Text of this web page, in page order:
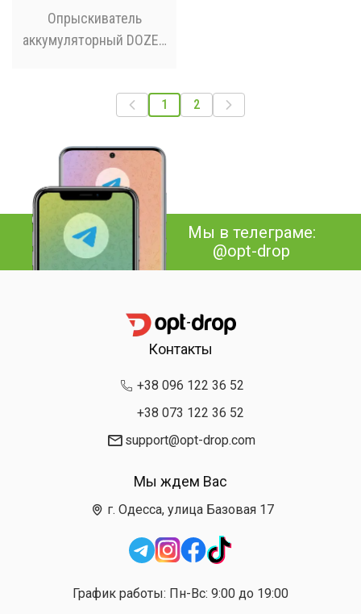
Опрыскиватель
аккумуляторный DOZER
опрыскиватель для
1 2
Мы в телеграме:
@opt-drop
Контакты
+38 096 122 36 52
+38 073 122 36 52
support@opt-drop.com
Мы ждем Вас
г. Одесса, улица Базовая 17
График работы: Пн-Вс: 9:00 до 19:00